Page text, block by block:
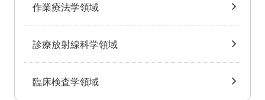
作業療法学領域
診療放射線科学領域
臨床検査学領域